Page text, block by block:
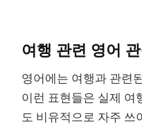
여행 관련 영어
영어에는 여행과 관련
이런 표현들은 실제 여
도 비유적으로 자주 쓰